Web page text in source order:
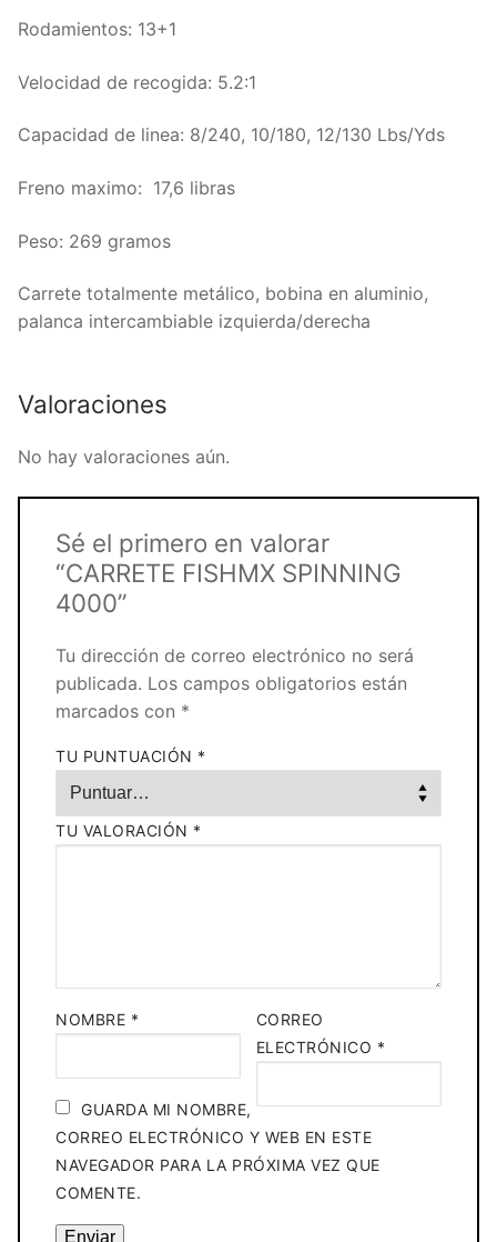
Rodamientos: 13+1
Velocidad de recogida: 5.2:1
Capacidad de linea: 8/240, 10/180, 12/130 Lbs/Yds
Freno maximo: 17,6 libras
Peso: 269 gramos
Carrete totalmente metálico, bobina en aluminio,
palanca intercambiable izquierda/derecha
Valoraciones
No hay valoraciones aún.
Sé el primero en valorar
“CARRETE FISHMX SPINNING
4000”
Tu dirección de correo electrónico no será
publicada. Los campos obligatorios están
marcados con *
TU PUNTUACIÓN *
TU VALORACIÓN *
NOMBRE *
CORREO
ELECTRÓNICO *
GUARDA MI NOMBRE,
CORREO ELECTRÓNICO Y WEB EN ESTE
NAVEGADOR PARA LA PRÓXIMA VEZ QUE
COMENTE.